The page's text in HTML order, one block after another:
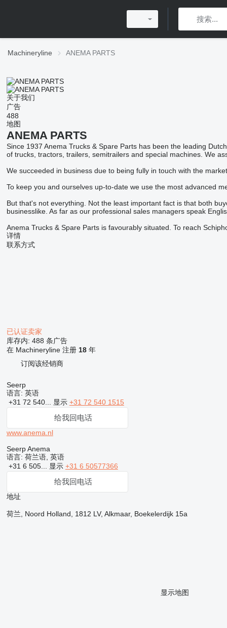
Machineryline ANEMA PARTS
关于我们
广告
488
地图
ANEMA PARTS
Since 1937 Anema Trucks & Spare Parts has been the leading
of trucks, tractors, trailers, semitrailers and special machines. We
We succeeded in business due to being fully in touch with the
To keep you and ourselves up-to-date we use the most advanced
But that's not everything. Not the least important fact is that both
businesslike. As far as our professional sales managers speak
Anema Trucks & Spare Parts is favourably situated. To reach
详情
联系方式
已认证卖家
库存内: 488 条广告
在 Machineryline 注册 18年
订阅该经销商
Seerp
语言: 英语
+31 72 540... 显示 +31 72 540 1515
给我回电话
www.anema.nl
Seerp Anema
语言: 荷兰语, 英语
+31 6 505... 显示 +31 6 50577366
给我回电话
地址
荷兰, Noord Holland, 1812 LV, Alkmaar, Boekelerdijk 15a
显示地图